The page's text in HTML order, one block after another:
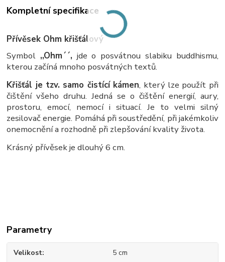
Kompletní specifikace
Přívěsek Ohm křišťálový
Symbol ,,Ohm´´, jde o posvátnou slabiku buddhismu,
kterou začíná mnoho posvátných textů.
Křišťál je tzv. samo čistící kámen, který lze použít při
čištění všeho druhu. Jedná se o čištění energií, aury,
prostoru, emocí, nemocí i situací. Je to velmi silný
zesilovač energie. Pomáhá při soustředění, při jakémkoliv
onemocnění a rozhodně při zlepšování kvality života.
Krásný přívěsek je dlouhý 6 cm.
Parametry
Velikost 5 cm